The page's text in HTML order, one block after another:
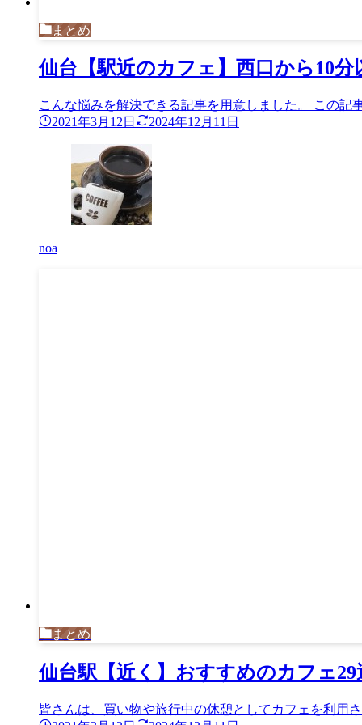
まとめ
仙台【駅近のカフェ】西口から10
こんな悩みを解決できる記事を用意しました。 この
2021年3月12日
2024年12月11日
noa
まとめ
仙台駅【近く】おすすめのカフェ
皆さんは、買い物や旅行中の休憩としてカフェを利用